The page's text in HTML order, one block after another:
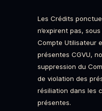
Les Crédits
n’expirent pas,
Compte Utilisateur
présentes CGVU,
suppression du
de violation des
résiliation dans les
présentes.